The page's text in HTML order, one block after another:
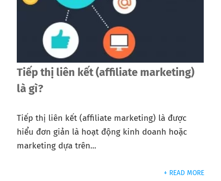
Tiếp thị liên kết (affiliate marketing)
là gì?
Tiếp thị liên kết (affiliate marketing) là được
hiểu đơn giản là hoạt động kinh doanh hoặc
marketing dựa trên...
+ READ MORE